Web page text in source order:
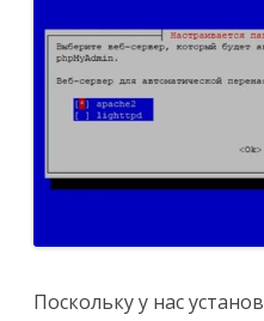
Поскольку у нас